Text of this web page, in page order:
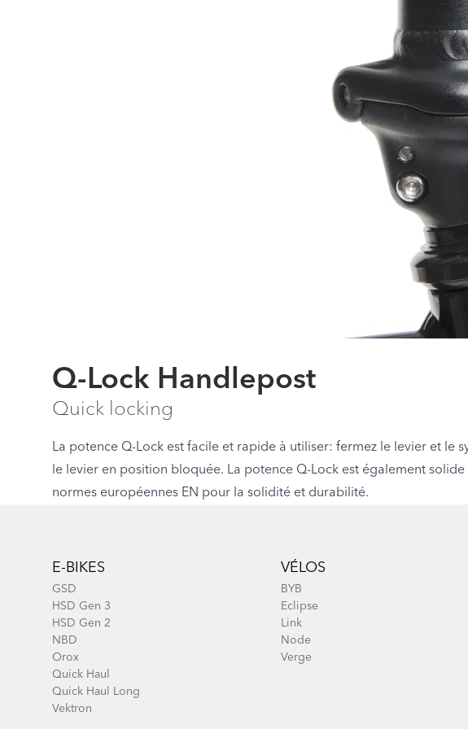
Q-Lock Handlepost
Quick locking
La potence Q-Lock est facile et rapide à utiliser: fermez le levier et le
le levier en position bloquée. La potence Q-Lock est également
normes européennes EN pour la solidité et durabilité.
E-BIKES
GSD
HSD Gen 3
HSD Gen 2
NBD
Orox
Quick Haul
Quick Haul Long
Vektron
VÉLOS
BYB
Eclipse
Link
Node
Verge